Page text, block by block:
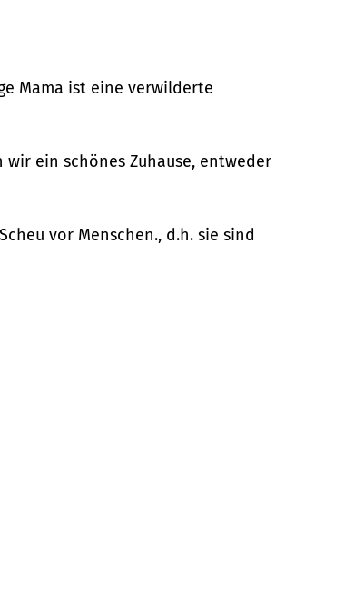
Mama ist eine verwilderte
ein schönes Zuhause, entweder
vor Menschen., d.h. sie sind